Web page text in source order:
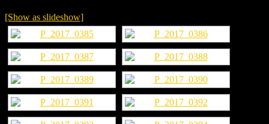
[Show as slideshow]